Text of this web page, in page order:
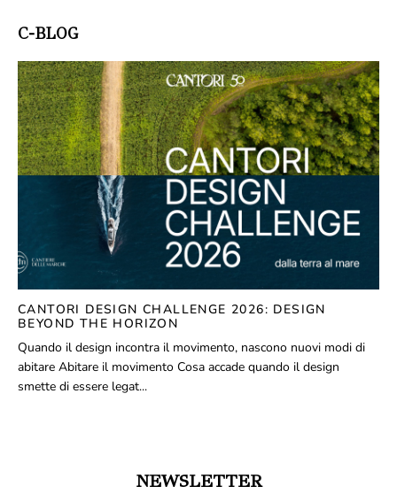
C-BLOG
CANTORI DESIGN CHALLENGE 2026: DESIGN
BEYOND THE HORIZON
Quando il design incontra il movimento, nascono nuovi modi di
abitare Abitare il movimento Cosa accade quando il design
smette di essere legat...
NEWSLETTER